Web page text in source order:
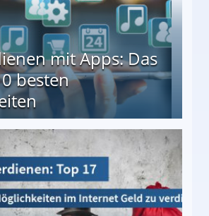
mit Apps: Das
besten